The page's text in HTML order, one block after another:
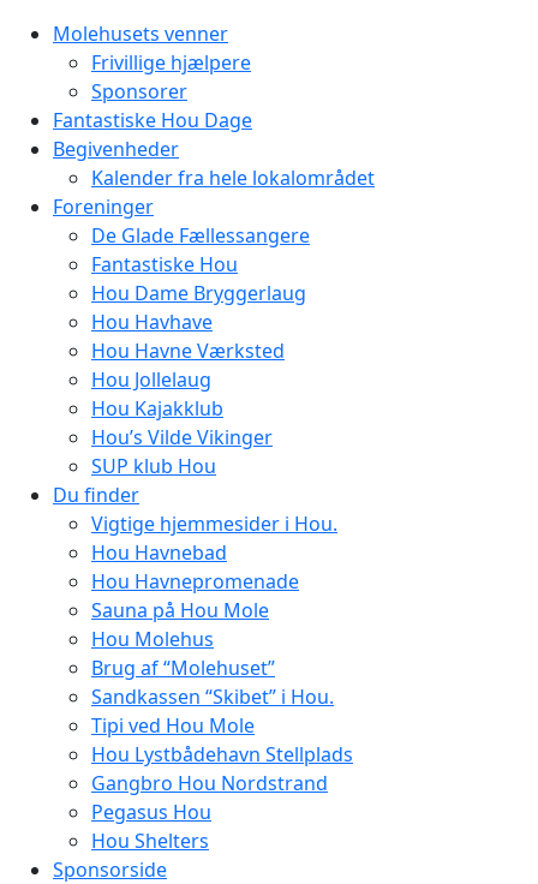
Molehusets venner
Frivillige hjælpere
Sponsorer
Fantastiske Hou Dage
Begivenheder
Kalender fra hele lokalområdet
Foreninger
De Glade Fællessangere
Fantastiske Hou
Hou Dame Bryggerlaug
Hou Havhave
Hou Havne Værksted
Hou Jollelaug
Hou Kajakklub
Hou’s Vilde Vikinger
SUP klub Hou
Du finder
Vigtige hjemmesider i Hou.
Hou Havnebad
Hou Havnepromenade
Sauna på Hou Mole
Hou Molehus
Brug af “Molehuset”
Sandkassen “Skibet” i Hou.
Tipi ved Hou Mole
Hou Lystbådehavn Stellplads
Gangbro Hou Nordstrand
Pegasus Hou
Hou Shelters
Sponsorside